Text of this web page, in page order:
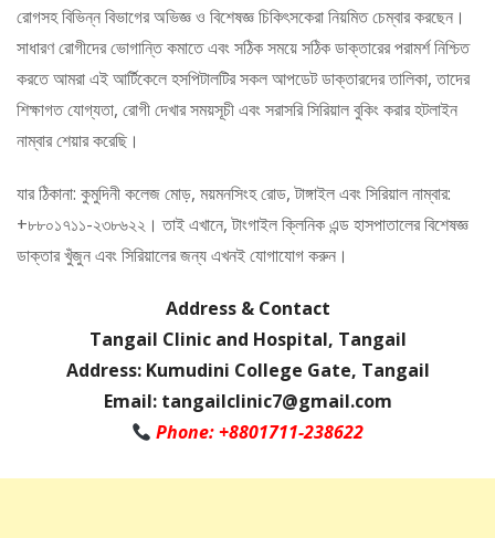
রোগসহ বিভিন্ন বিভাগের অভিজ্ঞ ও বিশেষজ্ঞ চিকিৎসকেরা নিয়মিত চেম্বার করছেন।
সাধারণ রোগীদের ভোগান্তি কমাতে এবং সঠিক সময়ে সঠিক ডাক্তারের পরামর্শ নিশ্চিত
করতে আমরা এই আর্টিকেলে হসপিটালটির সকল আপডেট ডাক্তারদের তালিকা, তাদের
শিক্ষাগত যোগ্যতা, রোগী দেখার সময়সূচী এবং সরাসরি সিরিয়াল বুকিং করার হটলাইন
নাম্বার শেয়ার করেছি।
যার ঠিকানা: কুমুদিনী কলেজ মোড়, ময়মনসিংহ রোড, টাঙ্গাইল এবং সিরিয়াল নাম্বার:
+৮৮০১৭১১-২৩৮৬২২। তাই এখানে, টাংগাইল ক্লিনিক এন্ড হাসপাতালের বিশেষজ্ঞ
ডাক্তার খুঁজুন এবং সিরিয়ালের জন্য এখনই যোগাযোগ করুন।
Address & Contact
Tangail Clinic and Hospital, Tangail
Address: Kumudini College Gate, Tangail
Email: tangailclinic7@gmail.com
Phone: +8801711-238622